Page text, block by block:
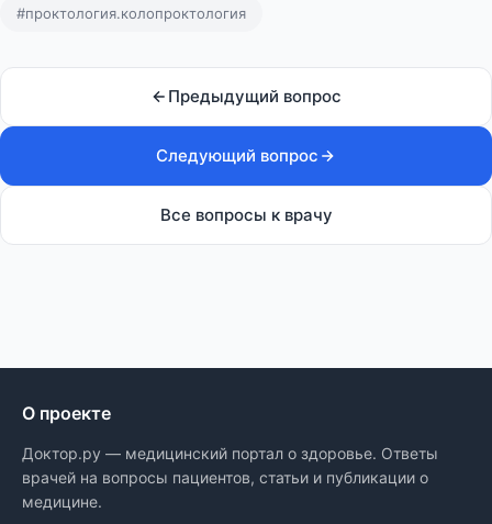
#проктология.колопроктология
Предыдущий вопрос
Следующий вопрос
Все вопросы к врачу
О проекте
Доктор.ру — медицинский портал о здоровье. Ответы
врачей на вопросы пациентов, статьи и публикации о
медицине.